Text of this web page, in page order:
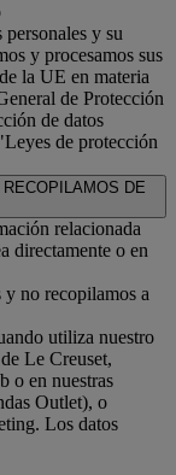
y su
y procesamos sus
la UE en materia
de Protección
de datos
de protección
DE
relacionada
directamente o en
no recopilamos a
utiliza nuestro
Le Creuset,
o en nuestras
Outlet), o
Los datos